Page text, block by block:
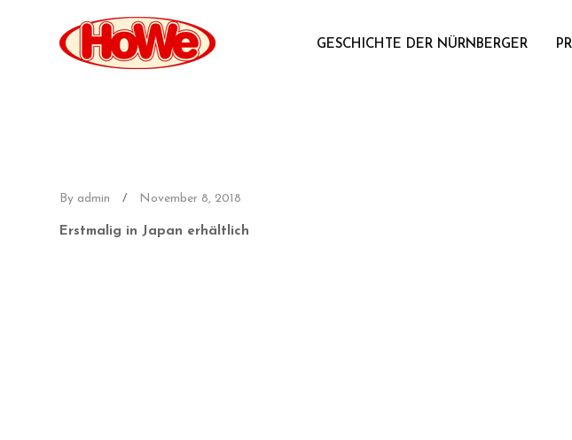
GESCHICHTE DER NÜRNBERGER
By admin / November 8, 2018
Erstmalig in Japan erhältlich